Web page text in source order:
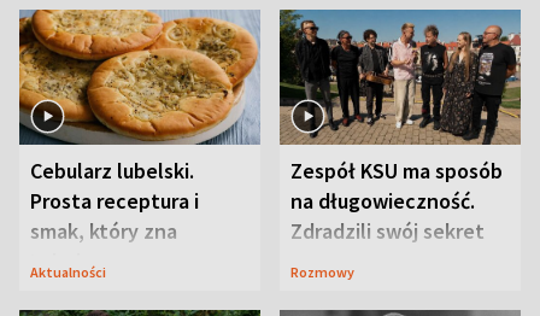
Cebularz lubelski.
Prosta receptura i
smak, który zna
Lubelszczyzna
Aktualności
Zespół KSU ma sposób
na długowieczność.
Zdradzili swój sekret
Rozmowy